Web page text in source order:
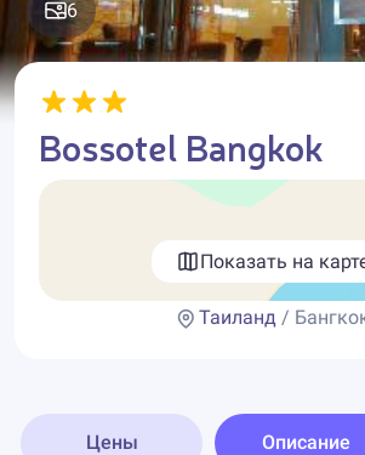
6
Bossotel Bangkok
Показать на
Таиланд /
Цены Описание